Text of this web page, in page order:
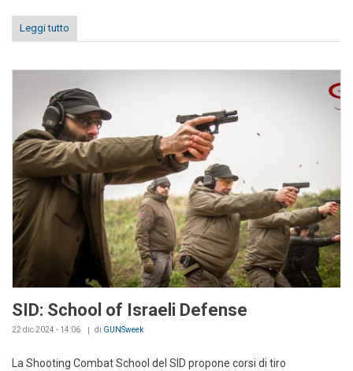
Leggi tutto
SID: School of Israeli Defense
22 dic 2024 - 14:06 di GUNSweek
La Shooting Combat School del SID propone corsi di tiro